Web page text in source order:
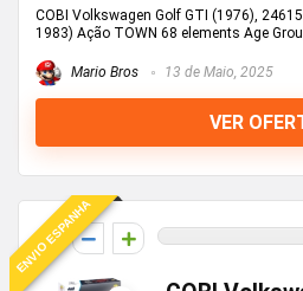
COBI Volkswagen Golf GTI (1976),
1983) Ação TOWN 68 elements Age
Mario Bros 13 de Maio, 2025
VER
ENVIO ESPANHA
0